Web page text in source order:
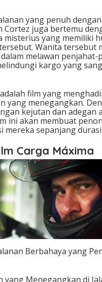
yang penuh
Cortez juga bertemu
misterius yang memiliki
Wanita tersebut
melawan penjahat-
kargo yang
film yang
yang menegangkan.
kejutan dan adegan
ini akan membuat
mereka sepanjang
Carga Máxima
Berbahaya yang
yang Menegangkan di